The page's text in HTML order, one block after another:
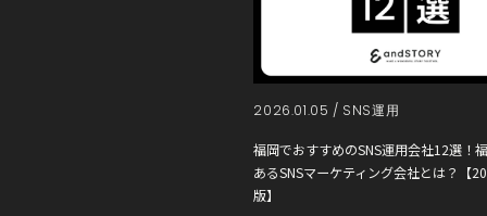
2026.01.05 / SNS運用
福岡でおすすめのSNS運用会社12選！
あるSNSマーケティング会社とは？【
版】